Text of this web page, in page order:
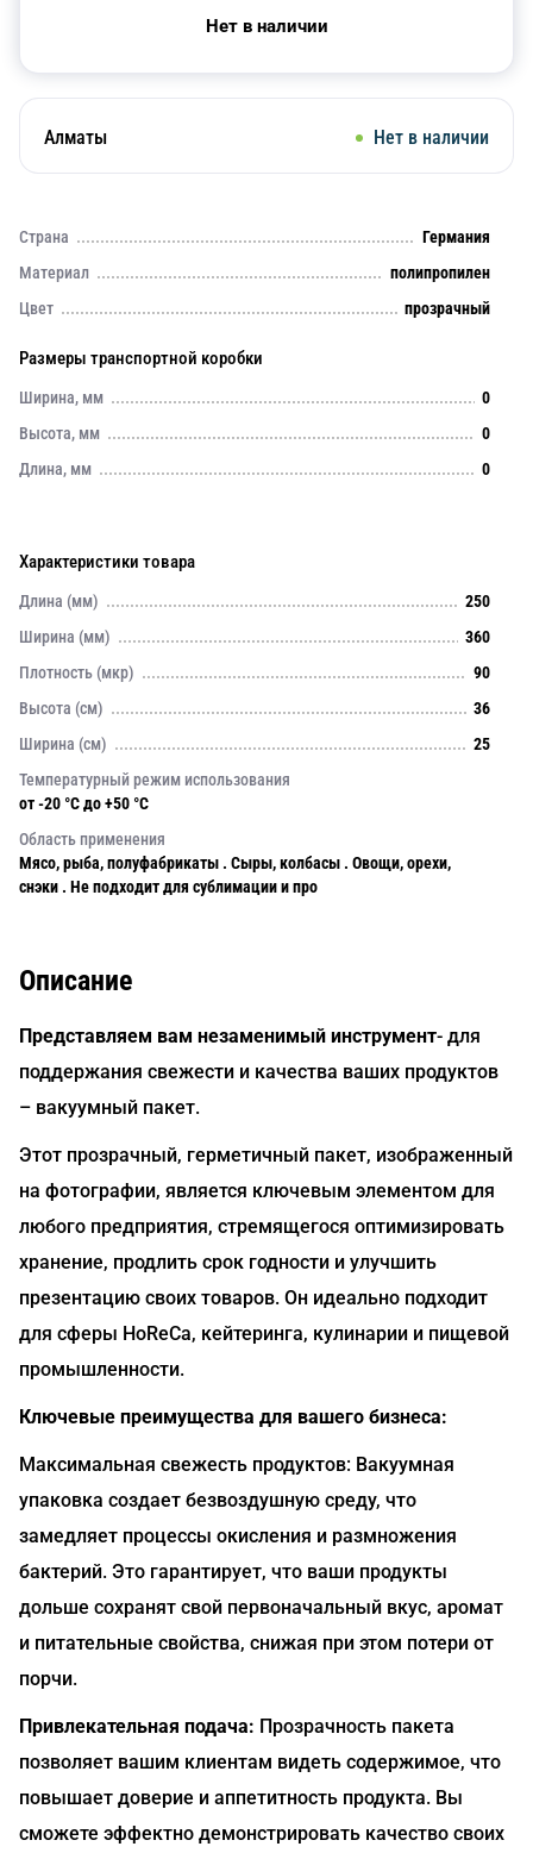
Нет в наличии
Алматы Нет в наличии
Страна
Германия
Материал
полипропилен
Цвет
прозрачный
Размеры транспортной коробки
Ширина, мм
0
Высота, мм
0
Длина, мм
0
Характеристики товара
Длина (мм)
250
Ширина (мм)
360
Плотность (мкр)
90
Высота (см)
36
Ширина (см)
25
Температурный режим использования
от -20 °С до +50 °С
Область применения
Мясо, рыба, полуфабрикаты . Сыры, колбасы . Овощи, орехи,
снэки . Не подходит для сублимации и про
Описание
Представляем вам незаменимый инструмент- для
поддержания свежести и качества ваших продуктов
– вакуумный пакет.
Этот прозрачный, герметичный пакет, изображенный
на фотографии, является ключевым элементом для
любого предприятия, стремящегося оптимизировать
хранение, продлить срок годности и улучшить
презентацию своих товаров. Он идеально подходит
для сферы HoReCa, кейтеринга, кулинарии и пищевой
промышленности.
Ключевые преимущества для вашего бизнеса:
Максимальная свежесть продуктов: Вакуумная
упаковка создает безвоздушную среду, что
замедляет процессы окисления и размножения
бактерий. Это гарантирует, что ваши продукты
дольше сохранят свой первоначальный вкус, аромат
и питательные свойства, снижая при этом потери от
порчи.
Привлекательная подача: Прозрачность пакета
позволяет вашим клиентам видеть содержимое, что
повышает доверие и аппетитность продукта. Вы
сможете эффектно демонстрировать качество своих